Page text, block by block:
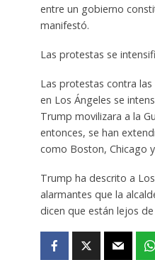
entre un gobierno
manifestó.
Las protestas se
Las protestas contra
en Los Ángeles se
Trump movilizara a la
entonces, se han
como Boston, Chicago
Trump ha descrito a
alarmantes que la
dicen que están lejos